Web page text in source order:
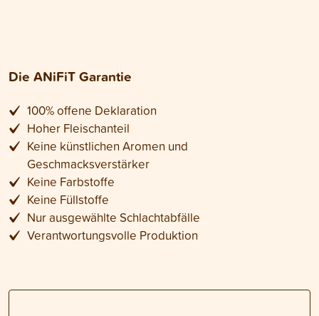
Die ANiFiT Garantie
100% offene Deklaration
Hoher Fleischanteil
Keine künstlichen Aromen und
Geschmacksverstärker
Keine Farbstoffe
Keine Füllstoffe
Nur ausgewählte Schlachtabfälle
Verantwortungsvolle Produktion